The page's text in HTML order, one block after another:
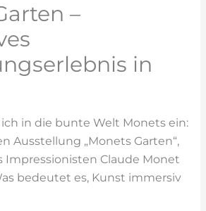
–
in
in die bunte Welt Monets ein:
Ausstellung „Monets Garten“,
Impressionisten Claude Monet
bedeutet es, Kunst immersiv